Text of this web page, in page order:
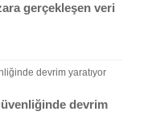
gerçekleşen veri
devrim